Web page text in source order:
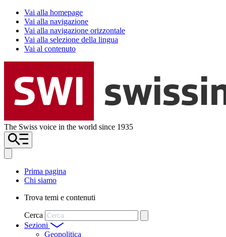
Vai alla homepage
Vai alla navigazione
Vai alla navigazione orizzontale
Vai alla selezione della lingua
Vai al contenuto
The Swiss voice in the world since 1935
Prima pagina
Chi siamo
Trova temi e contenuti
Cerca
Sezioni
Geopolitica